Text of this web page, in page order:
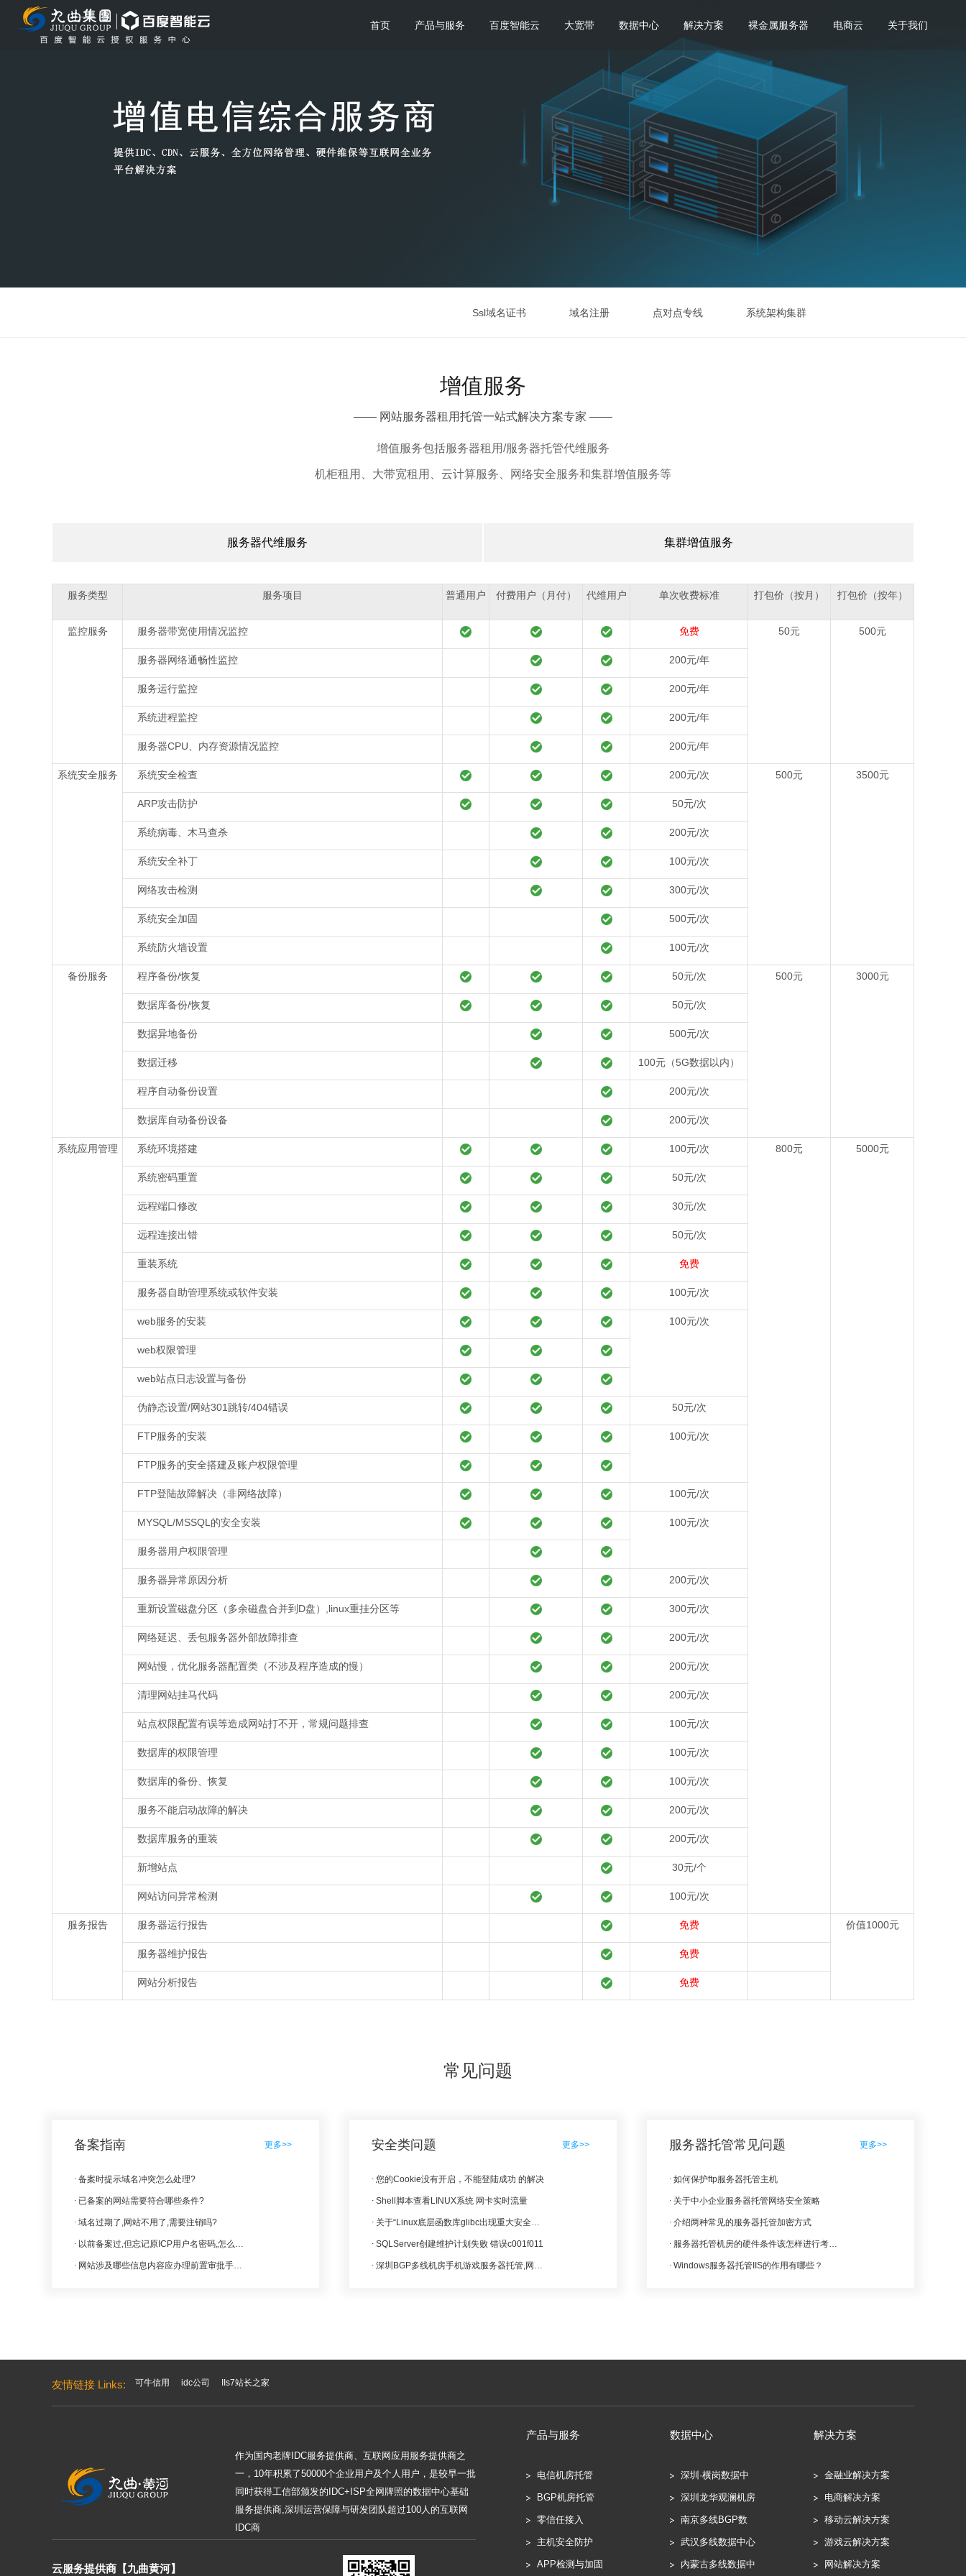
首页 产品与服务 百度智能云 大宽带 数据中心 解决方案 裸金属服务器 电商云 关于我们
Ssl域名证书 域名注册 点对点专线 系统架构集群
增值服务
—— 网站服务器租用托管一站式解决方案专家 ——
增值服务包括服务器租用/服务器托管代维服务
机柜租用、大带宽租用、云计算服务、网络安全服务和集群增值服务等
服务器代维服务 集群增值服务
服务类型 服务项目 普通用户 付费用户（月付） 代维用户 单次收费标准 打包价（按月） 打包价（按年）
监控服务 服务器带宽使用情况监控 免费 50元 500元
服务器网络通畅性监控 200元/年
服务运行监控 200元/年
系统进程监控 200元/年
服务器CPU、内存资源情况监控 200元/年
系统安全服务 系统安全检查 200元/次 500元 3500元
ARP攻击防护 50元/次
系统病毒、木马查杀 200元/次
系统安全补丁 100元/次
网络攻击检测 300元/次
系统安全加固 500元/次
系统防火墙设置 100元/次
备份服务 程序备份/恢复 50元/次 500元 3000元
数据库备份/恢复 50元/次
数据异地备份 500元/次
数据迁移 100元（5G数据以内）
程序自动备份设置 200元/次
数据库自动备份设备 200元/次
系统应用管理 系统环境搭建 100元/次 800元 5000元
系统密码重置 50元/次
远程端口修改 30元/次
远程连接出错 50元/次
重装系统 免费
服务器自助管理系统或软件安装 100元/次
web服务的安装 100元/次
web权限管理
web站点日志设置与备份
伪静态设置/网站301跳转/404错误 50元/次
FTP服务的安装 100元/次
FTP服务的安全搭建及账户权限管理
FTP登陆故障解决（非网络故障） 100元/次
MYSQL/MSSQL的安全安装 100元/次
服务器用户权限管理
服务器异常原因分析 200元/次
重新设置磁盘分区（多余磁盘合并到D盘）,linux重挂分区等 300元/次
网络延迟、丢包服务器外部故障排查 200元/次
网站慢，优化服务器配置类（不涉及程序造成的慢） 200元/次
清理网站挂马代码 200元/次
站点权限配置有误等造成网站打不开，常规问题排查 100元/次
数据库的权限管理 100元/次
数据库的备份、恢复 100元/次
服务不能启动故障的解决 200元/次
数据库服务的重装 200元/次
新增站点 30元/个
网站访问异常检测 100元/次
服务报告 服务器运行报告 免费 价值1000元
服务器维护报告 免费
网站分析报告 免费
常见问题
备案指南 更多>>
备案时提示域名冲突怎么处理?
已备案的网站需要符合哪些条件?
域名过期了,网站不用了,需要注销吗?
以前备案过,但忘记原ICP用户名密码,怎么找回?
网站涉及哪些信息内容应办理前置审批手续?
安全类问题 更多>>
您的Cookie没有开启，不能登陆成功 的解决
Shell脚本查看LINUX系统 网卡实时流量
关于“Linux底层函数库glibc出现重大安全漏洞”公告
SQLServer创建维护计划失败 错误c001f011
深圳BGP多线机房手机游戏服务器托管,网页游戏服务器
服务器托管常见问题 更多>>
如何保护ftp服务器托管主机
关于中小企业服务器托管网络安全策略
介绍两种常见的服务器托管加密方式
服务器托管机房的硬件条件该怎样进行考察？
Windows服务器托管IIS的作用有哪些？
友情链接 Links: 可牛信用 idc公司 IIs7站长之家
作为国内老牌IDC服务提供商、互联网应用服务提供商之
一，10年积累了50000个企业用户及个人用户，是较早一批
同时获得工信部颁发的IDC+ISP全网牌照的数据中心基础
服务提供商,深圳运营保障与研发团队超过100人的互联网
IDC商
云服务提供商【九曲黄河】
产品与服务
电信机房托管
BGP机房托管
零信任接入
主机安全防护
APP检测与加固
数据中心
深圳·横岗数据中
深圳龙华观澜机房
南京多线BGP数
武汉多线数据中心
内蒙古多线数据中
解决方案
金融业解决方案
电商解决方案
移动云解决方案
游戏云解决方案
网站解决方案